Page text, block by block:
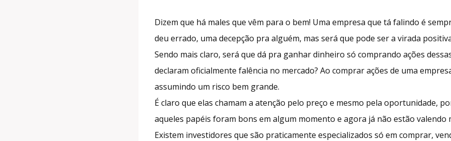
Dizem que há males que vêm para o bem! Uma empresa que tá falindo é
deu errado, uma decepção pra alguém, mas será que pode ser a virada
Sendo mais claro, será que dá pra ganhar dinheiro só comprando ações
declaram oficialmente falência no mercado? Ao comprar ações de uma
assumindo um risco bem grande.
É claro que elas chamam a atenção pelo preço e mesmo pela oportunidade,
aqueles papéis foram bons em algum momento e agora já não estão valendo
Existem investidores que são praticamente especializados só em comprar,